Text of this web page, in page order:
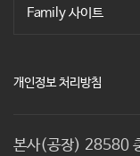
개인정보 처리방침
본사(공장) 28580